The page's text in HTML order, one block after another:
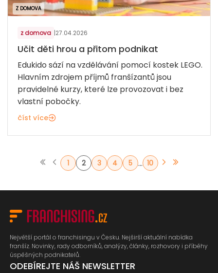
Z DOMOVA
z domova |27.04.2026
Učit děti hrou a přitom podnikat
Edukido sází na vzdělávání pomocí kostek LEGO.
Hlavním zdrojem příjmů franšízantů jsou
pravidelné kurzy, které lze provozovat i bez
vlastní pobočky.
číst více
1 2 3 4 5 ... 10
Největší portál o franchisingu v Česku. Nejširší aktuální nabídka
franšíz. Novinky, rady odborníků, analýzy, články, rozhovory i příběhy
úspěšných podnikatelů.
ODEBÍREJTE NÁŠ NEWSLETTER